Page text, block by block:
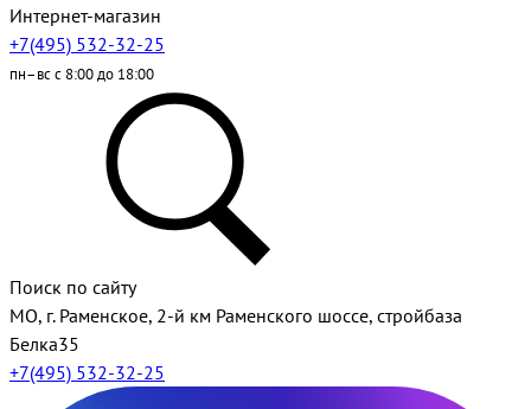
Интернет-магазин
+7(495) 532-32-25
пн–вс с 8:00 до 18:00
Поиск по сайту
МО, г. Раменское, 2-й км Раменского шоссе, стройбаза
Белка35
+7(495) 532-32-25